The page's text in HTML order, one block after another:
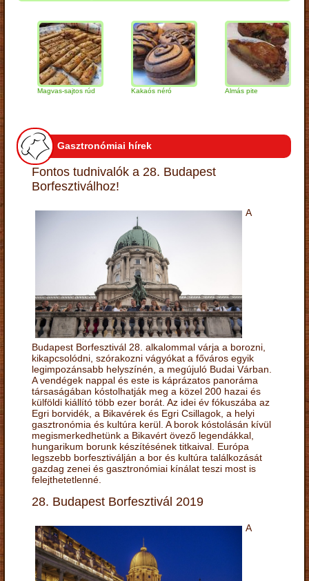
Magvas-sajtos rúd Kakaós néró Almás pite
Gasztronómiai hírek
Fontos tudnivalók a 28. Budapest
Borfesztiválhoz!
A
Budapest Borfesztivál 28. alkalommal várja a borozni,
kikapcsolódni, szórakozni vágyókat a főváros egyik
legimpozánsabb helyszínén, a megújuló Budai Várban.
A vendégek nappal és este is káprázatos panoráma
társaságában kóstolhatják meg a közel 200 hazai és
külföldi kiállító több ezer borát. Az idei év fókuszába az
Egri borvidék, a Bikavérek és Egri Csillagok, a helyi
gasztronómia és kultúra kerül. A borok kóstolásán kívül
megismerkedhetünk a Bikavért övező legendákkal,
hungarikum borunk készítésének titkaival. Európa
legszebb borfesztiválján a bor és kultúra találkozását
gazdag zenei és gasztronómiai kínálat teszi most is
felejthetetlenné.
28. Budapest Borfesztivál 2019
A